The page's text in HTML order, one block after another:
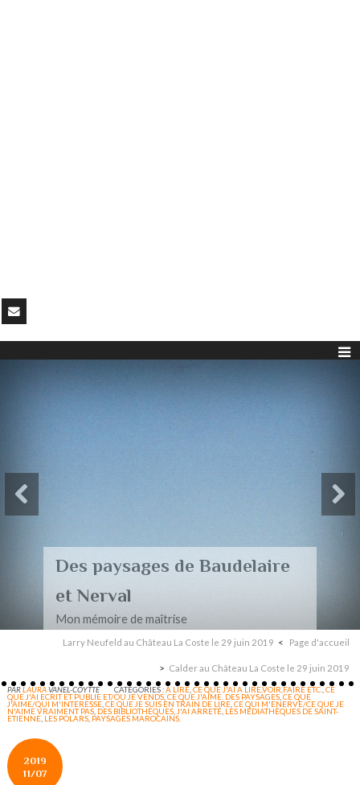
Des paysages de Baudelaire
et Nerval
Mon mémoire de maîtrise
Larry Neufeld au Château La Coste le 29 juin 2019 Page d'accueil
Calder au Château La Coste le 29 juin 2019
PARLAURAVANEL-COYTTE CATÉGORIES :A LIRE ,CE QUE J'AI A LIRE,VOIR,FAIRE ETC.,CE
QUE J'AI ECRIT ET PUBLIE ET/OU JE VENDS ,CE QUE J'AIME. DES PAYSAGES,CE QUE
J'AIME/QUI M'INTERESSE ,CE QUE JE SUIS EN TRAIN DE LIRE ,CE QUI M'ENERVE/CE QUE JE
N'AIME VRAIMENT PAS DES BIBLIOTHÈQUES J'AI ARRETÉ LES MÉDIATHÈQUES DE SAINT-
ETIENNE LES POLARS PAYSAGES MAROCAINS.
2019
11/07